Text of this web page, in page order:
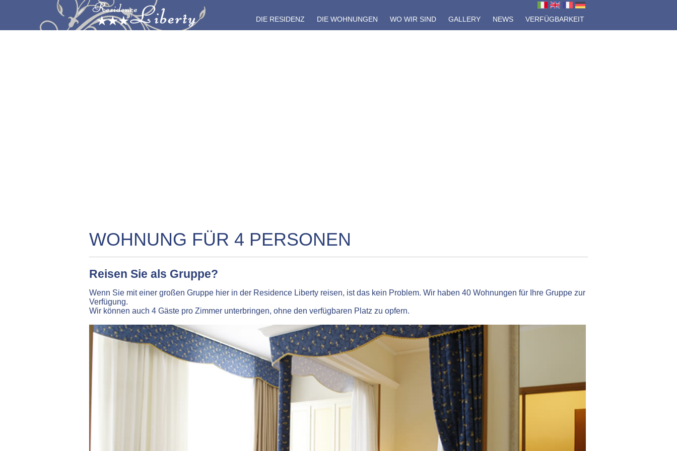
VERFÜGBARKEIT
NEWS
GALLERY
WO WIR SIND
DIE WOHNUNGEN
DIE RESIDENZ
WOHNUNG FÜR 4 PERSONEN
Reisen Sie als Gruppe?
Wenn Sie mit einer großen Gruppe hier in der Residence Liberty reisen, ist das kein Problem. Wir haben 40 Wohnungen für Ihre Gruppe zur
Verfügung.
Wir können auch 4 Gäste pro Zimmer unterbringen, ohne den verfügbaren Platz zu opfern.